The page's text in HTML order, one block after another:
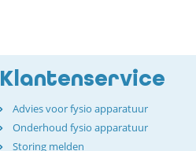
Klantenservice
Advies voor fysio apparatuur
Onderhoud fysio apparatuur
Storing melden